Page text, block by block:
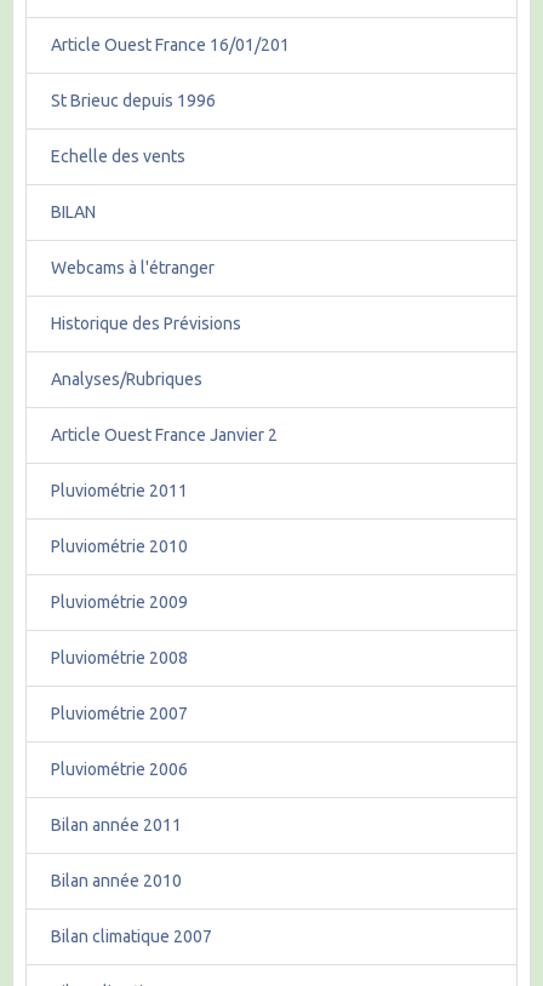
Article Ouest France 16/01/201
St Brieuc depuis 1996
Echelle des vents
BILAN
Webcams à l'étranger
Historique des Prévisions
Analyses/Rubriques
Article Ouest France Janvier 2
Pluviométrie 2011
Pluviométrie 2010
Pluviométrie 2009
Pluviométrie 2008
Pluviométrie 2007
Pluviométrie 2006
Bilan année 2011
Bilan année 2010
Bilan climatique 2007